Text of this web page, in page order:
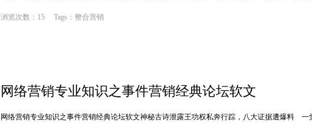
浏览次数：15 Tags：整合营销
网络营销专业知识之事件营销经典论坛软文
网络营销专业知识之事件营销经典论坛软文神秘古诗泄露王功权私奔行踪，八大证据遭爆料